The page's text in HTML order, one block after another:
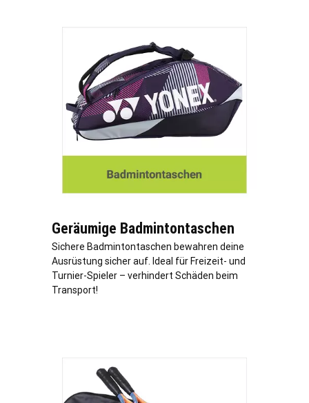
Geräumige Badmintontaschen
Sichere Badmintontaschen bewahren deine
Ausrüstung sicher auf. Ideal für Freizeit- und
Turnier-Spieler – verhindert Schäden beim
Transport!